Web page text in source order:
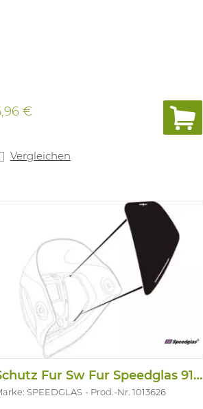
€
Vergleichen
Schutz Fur Sw Fur Speedglas 9100
SPEEDGLAS Prod.-Nr. 1013626